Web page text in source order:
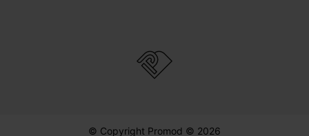
© Copyright Promod © 2026